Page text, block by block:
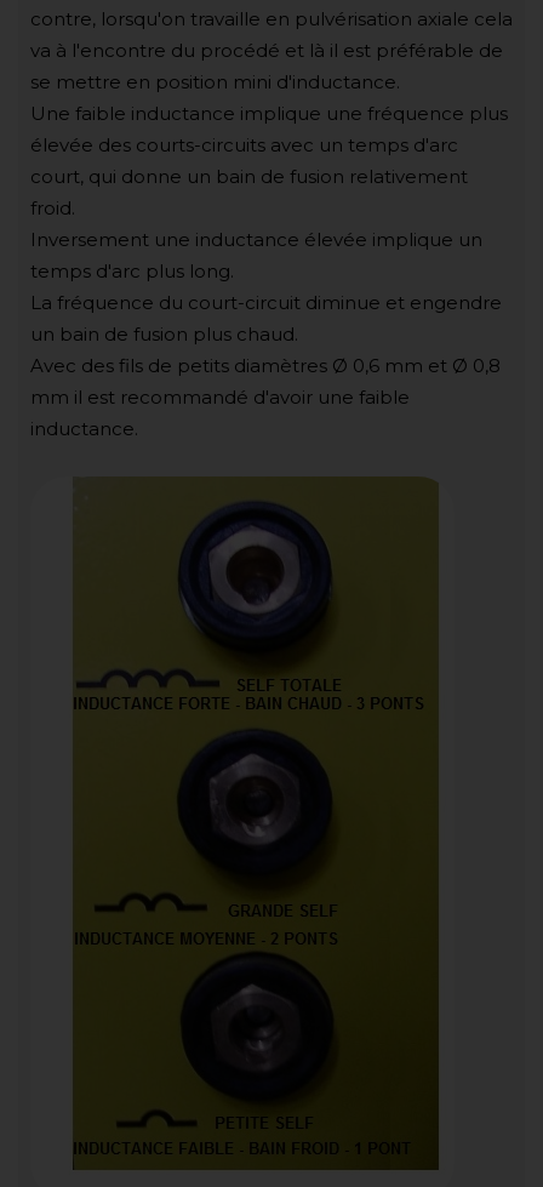
contre, lorsqu'on travaille en pulvérisation axiale cela
va à l'encontre du procédé et là il est préférable de
se mettre en position mini d'inductance.
Une faible inductance implique une fréquence plus
élevée des courts-circuits avec un temps d'arc
court, qui donne un bain de fusion relativement
froid.
Inversement une inductance élevée implique un
temps d'arc plus long.
La fréquence du court-circuit diminue et engendre
un bain de fusion plus chaud.
Avec des fils de petits diamètres Ø 0,6 mm et Ø 0,8
mm il est recommandé d'avoir une faible
inductance.